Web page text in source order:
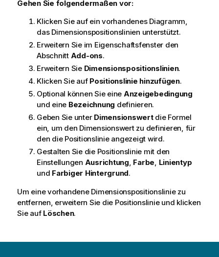
Gehen Sie folgendermaßen vor:
Klicken Sie auf ein vorhandenes Diagramm,
das Dimensionspositionslinien unterstützt.
Erweitern Sie im Eigenschaftsfenster den
Abschnitt Add-ons.
Erweitern Sie Dimensionspositionslinien.
Klicken Sie auf Positionslinie hinzufügen.
Optional können Sie eine Anzeigebedingung
und eine Bezeichnung definieren.
Geben Sie unter Dimensionswertdie Formel
ein, um den Dimensionswert zu definieren, für
den die Positionslinie angezeigt wird.
Gestalten Sie die Positionslinie mit den
Einstellungen Ausrichtung, Farbe, Linientyp
und Farbiger Hintergrund.
Um eine vorhandene Dimensionspositionslinie zu
entfernen, erweitern Sie die Positionslinie und klicken
Sie auf Löschen.